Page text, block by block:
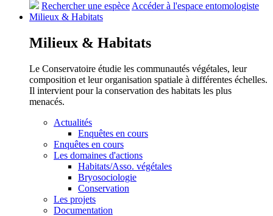
Rechercher une espèce Accéder à l'espace entomologiste
Milieux & Habitats
Milieux & Habitats
Le Conservatoire étudie les communautés végétales, leur
composition et leur organisation spatiale à différentes échelles.
Il intervient pour la conservation des habitats les plus
menacés.
Actualités
Enquêtes en cours
Enquêtes en cours
Les domaines d'actions
Habitats/Asso. végétales
Bryosociologie
Conservation
Les projets
Documentation